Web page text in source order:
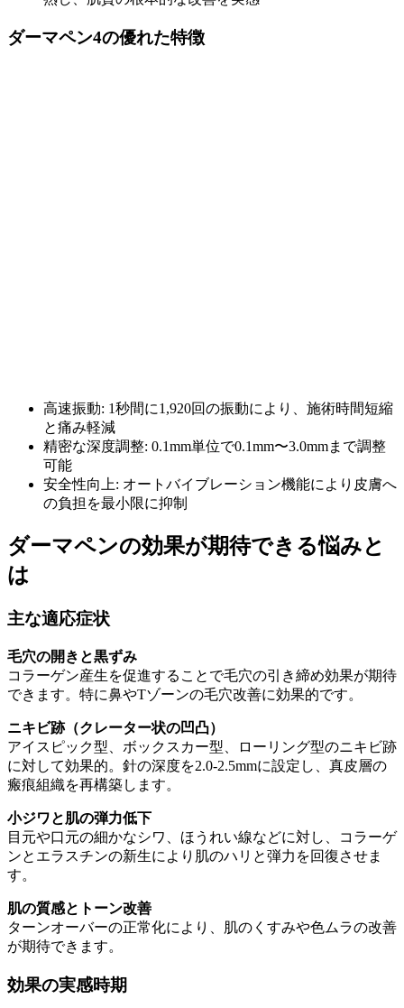
ダーマペン4の優れた特徴
高速振動: 1秒間に1,920回の振動により、施術時間短縮
と痛み軽減
精密な深度調整: 0.1mm単位で0.1mm〜3.0mmまで調整
可能
安全性向上: オートバイブレーション機能により皮膚へ
の負担を最小限に抑制
ダーマペンの効果が期待できる悩みと
は
主な適応症状
毛穴の開きと黒ずみ
コラーゲン産生を促進することで毛穴の引き締め効果が期待
できます。特に鼻やTゾーンの毛穴改善に効果的です。
ニキビ跡（クレーター状の凹凸）
アイスピック型、ボックスカー型、ローリング型のニキビ跡
に対して効果的。針の深度を2.0-2.5mmに設定し、真皮層の
瘢痕組織を再構築します。
小ジワと肌の弾力低下
目元や口元の細かなシワ、ほうれい線などに対し、コラーゲ
ンとエラスチンの新生により肌のハリと弾力を回復させま
す。
肌の質感とトーン改善
ターンオーバーの正常化により、肌のくすみや色ムラの改善
が期待できます。
効果の実感時期